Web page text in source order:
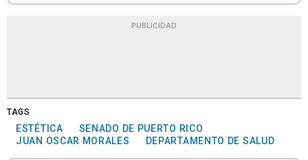
PUBLICIDAD
TAGS
ESTÉTICA
SENADO DE PUERTO RICO
JUAN OSCAR MORALES
DEPARTAMENTO DE SALUD